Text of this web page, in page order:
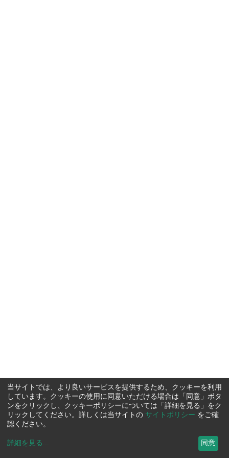
当サイトでは、より良いサービスを提供するため、クッキーを利用
しています。クッキーの使用に同意いただける場合は「同意」ボタ
ンをクリックし、クッキーポリシーについては「詳細を見る」をク
リックしてください。詳しくは当サイトの サイトポリシー をご確
認ください。
詳細を見る ... 同意